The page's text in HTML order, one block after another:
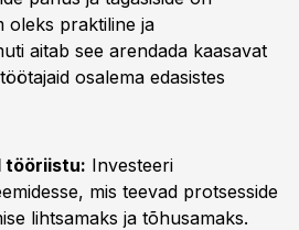
oleks praktiline ja
aitab see arendada kaasavat
osalema edasistes
tööriistu: Investeeri
mis teevad protsesside
lihtsamaks ja tõhusamaks.